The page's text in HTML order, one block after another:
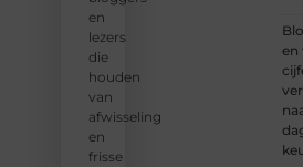
en
lezers
die
houden
van
afwisseling
en
frisse
en